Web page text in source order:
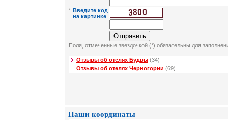
* Введите код
на картинке
Поля, отмеченные звездочкой (*) обязательны для
Отзывы об отелях Будвы (34)
Отзывы об отелях Черногории (69)
Наши координаты